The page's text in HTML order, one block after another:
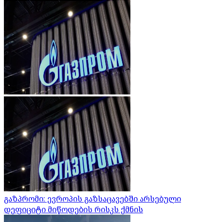
გაზპრომი: ევროპის გაზსაცავებში არსებული
დეფიციტი მიწოდების რისკს ქმნის